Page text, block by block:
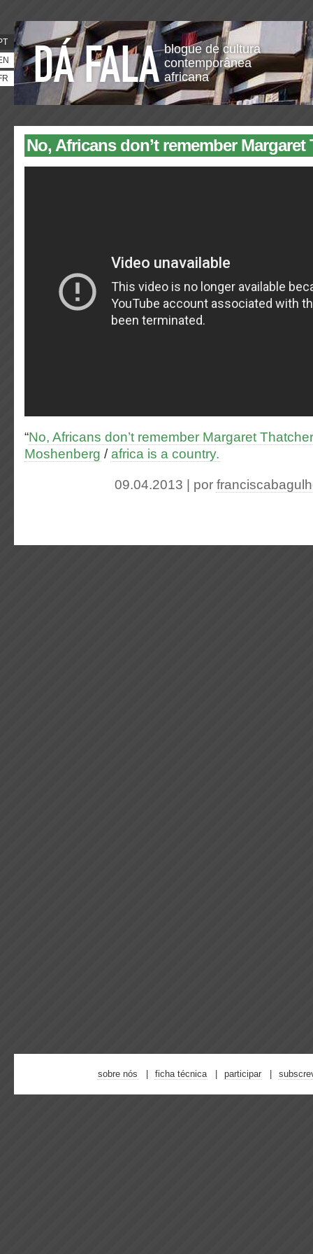
blogue de cultura
contemporânea
africana
No, Africans don’t remember
“No, Africans don’t remember Margaret
Moshenberg /africa is a country.
09.04.2013 | por
sobre nós ficha técnica participar